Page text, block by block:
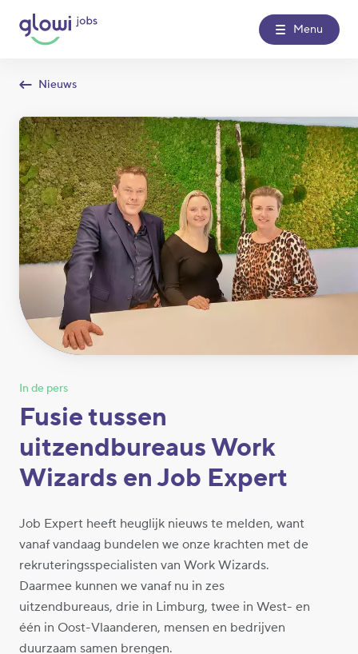
Menu
Glowi Glowi Jobs Het Poetsbureau
Kantoren
Nieuws
Contact
Nieuws
In de pers
Fusie tussen
uitzendbureaus Work
Wizards en Job Expert
Job Expert heeft heuglijk nieuws te melden, want
vanaf vandaag bundelen we onze krachten met de
rekruteringsspecialisten van Work Wizards.
Daarmee kunnen we vanaf nu in zes
uitzendbureaus, drie in Limburg, twee in West- en
één in Oost-Vlaanderen, mensen en bedrijven
duurzaam samen brengen.